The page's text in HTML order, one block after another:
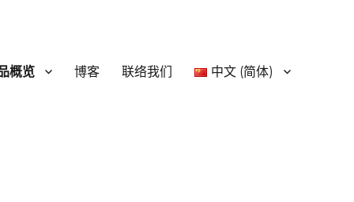
概览 博客 联络我们 中文 (简体)